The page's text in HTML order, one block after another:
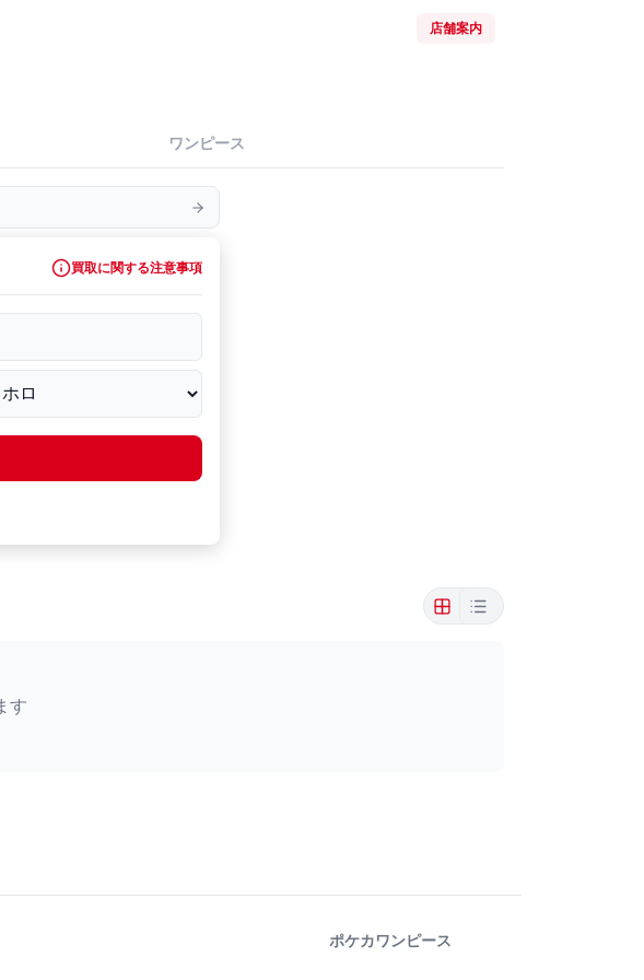
店舗案内
ワンピース
買取に関する注意事項
す
ポケカワンピース